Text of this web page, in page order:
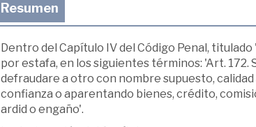
Resumen
Dentro del Capítulo IV del Código Penal,
por esta­fa, en los siguientes términos: 'Art. 172.
defraudare a otro con nombre supuesto,
confianza o aparentando bienes, crédito,
ardid o engaño'.